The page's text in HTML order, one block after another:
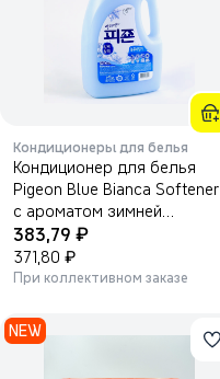
Кондиционеры для белья
Кондиционер для белья
Pigeon Blue Bianca Softener
с ароматом зимней
свежести и жасмина
2500мл.
383,79 ₽
371,80 ₽
При коллективном заказе
NEW